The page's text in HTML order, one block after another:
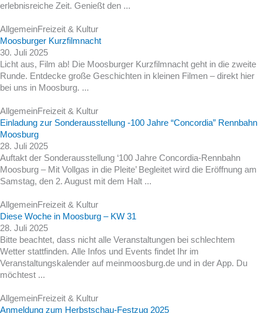
erlebnisreiche Zeit. Genießt den ...
AllgemeinFreizeit & Kultur
Moosburger Kurzfilmnacht
30. Juli 2025
Licht aus, Film ab! Die Moosburger Kurzfilmnacht geht in die zweite
Runde. Entdecke große Geschichten in kleinen Filmen – direkt hier
bei uns in Moosburg. ...
AllgemeinFreizeit & Kultur
Einladung zur Sonderausstellung -100 Jahre “Concordia” Rennbahn
Moosburg
28. Juli 2025
Auftakt der Sonderausstellung ‘100 Jahre Concordia-Rennbahn
Moosburg – Mit Vollgas in die Pleite’ Begleitet wird die Eröffnung am
Samstag, den 2. August mit dem Halt ...
AllgemeinFreizeit & Kultur
Diese Woche in Moosburg – KW 31
28. Juli 2025
Bitte beachtet, dass nicht alle Veranstaltungen bei schlechtem
Wetter stattfinden. Alle Infos und Events findet Ihr im
Veranstaltungskalender auf meinmoosburg.de und in der App. Du
möchtest ...
AllgemeinFreizeit & Kultur
Anmeldung zum Herbstschau-Festzug 2025